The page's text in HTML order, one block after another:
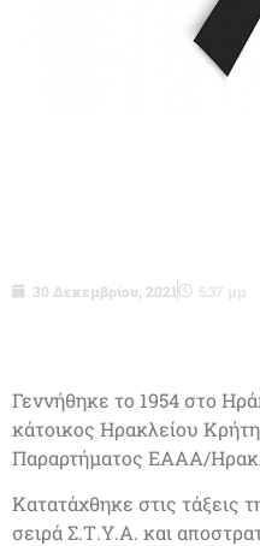
30 Δεκεμβρίου, 2021 5:37 μμ
Γεννήθηκε το 1954 στο
κάτοικος Ηρακλείου
Παραρτήματος ΕΑΑΑ/
Κατατάχθηκε στις τάξεις
σειρά Σ.Τ.Υ.Α. και